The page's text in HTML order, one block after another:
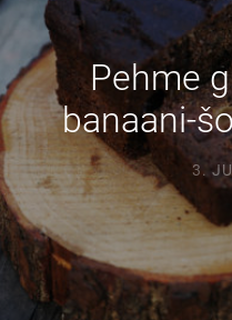
Pehme
banaani-
3.